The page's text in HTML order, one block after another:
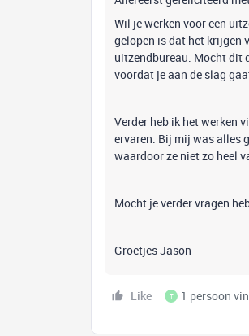
Wil je werken voor een
gelopen is dat het krijgen
uitzendbureau. Mocht dit
voordat je aan de slag
Verder heb ik het werken
ervaren. Bij mij was alles
waardoor ze niet zo heel
Mocht je verder vragen
Groetjes Jason
Like T 1 persoon